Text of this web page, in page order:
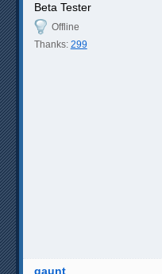
Beta Tester
Offline
Thanks: 299
gaunt